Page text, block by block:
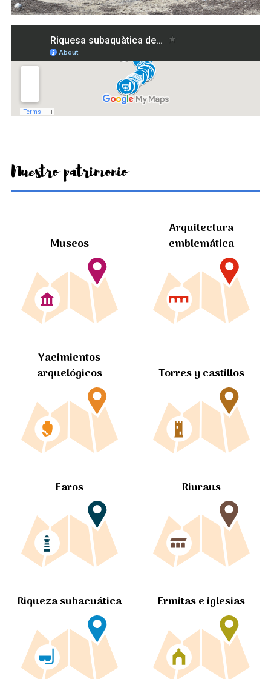
Nuestro patrimonio
Museos
Arquitectura
emblemática
Yacimientos
arquelógicos
Torres y castillos
Faros Riuraus
Riqueza subacuática Ermitas e iglesias